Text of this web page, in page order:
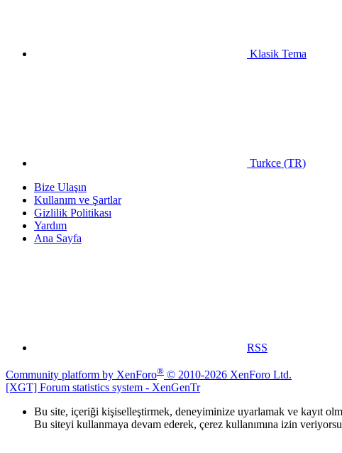
Klasik Tema
Turkce (TR)
Bize Ulaşın
Kullanım ve Şartlar
Gizlilik Politikası
Yardım
Ana Sayfa
RSS
Community platform by XenForo® © 2010-2026 XenForo Ltd.
[XGT] Forum statistics system - XenGenTr
Bu site, içeriği kişiselleştirmek, deneyiminize uyarlamak ve kayıt
Bu siteyi kullanmaya devam ederek, çerez kullanımına izin